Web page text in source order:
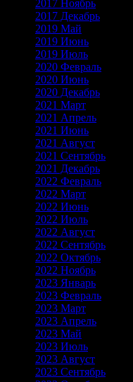
2017 Ноябрь
2017 Декабрь
2019 Май
2019 Июнь
2019 Июль
2020 Февраль
2020 Июнь
2020 Декабрь
2021 Март
2021 Апрель
2021 Июнь
2021 Август
2021 Сентябрь
2021 Декабрь
2022 Февраль
2022 Март
2022 Июнь
2022 Июль
2022 Август
2022 Сентябрь
2022 Октябрь
2022 Ноябрь
2023 Январь
2023 Февраль
2023 Март
2023 Апрель
2023 Май
2023 Июль
2023 Август
2023 Сентябрь